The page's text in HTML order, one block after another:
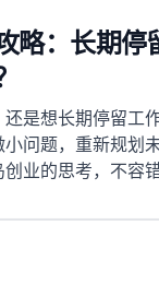
略：长期停
是想长期停留工
问题，重新规划
业的思考，不容